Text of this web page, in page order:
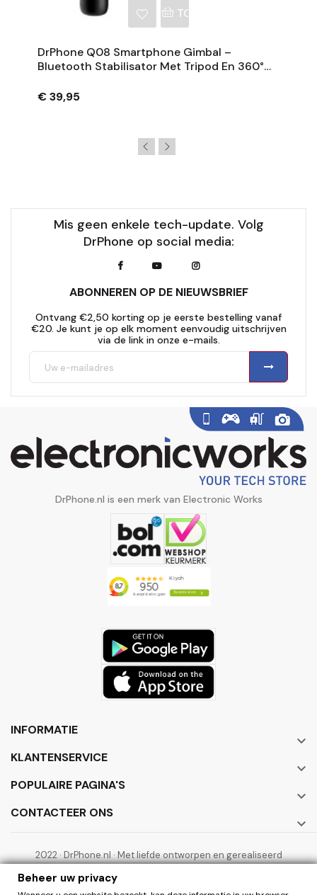
TOEVOEGEN AAN
DrPhone Q08 Smartphone Gimbal –
Bluetooth Stabilisator Met Tripod En 360°
€ 39,95
Mis geen enkele tech-update. Volg
DrPhone op social media:
ABONNEREN OP DE NIEUWSBRIEF
Ontvang €2,50 korting op je eerste bestelling vanaf
€20. Je kunt je op elk moment eenvoudig uitschrijven
via de link in onze e-mails.
DrPhone.nl is een merk van Electronic Works
INFORMATIE

KLANTENSERVICE

POPULAIRE PAGINA'S

CONTACTEER ONS

2022 · DrPhone.nl · Met liefde ontworpen en gerealiseerd
Beheer uw privacy